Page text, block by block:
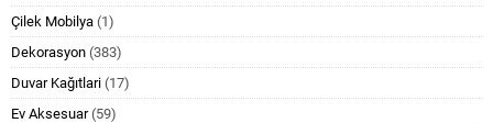
Çilek Mobilya (1)
Dekorasyon (383)
Duvar Kağıtlari (17)
Ev Aksesuar(59)